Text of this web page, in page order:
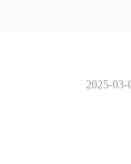
2025-03-